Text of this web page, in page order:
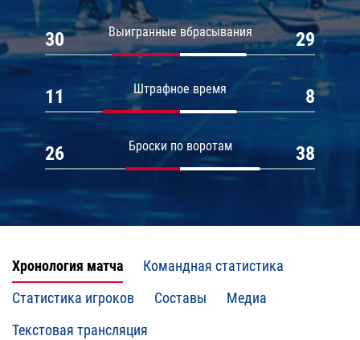
Выигранные вбрасывания
30 29
Штрафное время
11 8
Броски по воротам
26 38
Хронология матча
Командная статистика
Статистика игроков
Составы
Медиа
Текстовая трансляция